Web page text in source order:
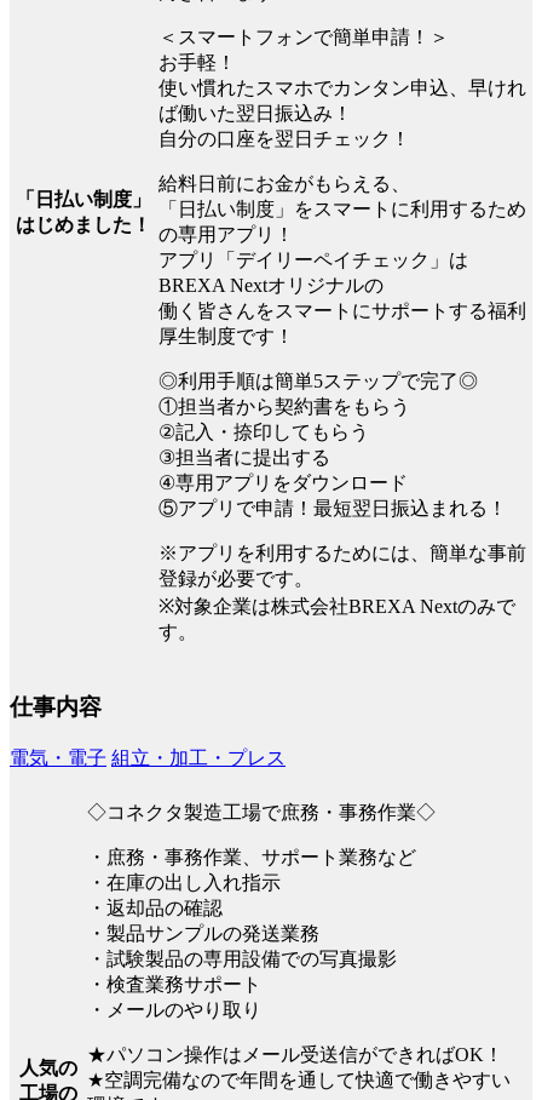
「日払い制度」
はじめました！
＜スマートフォンで簡単申請！＞
お手軽！
使い慣れたスマホでカンタン申込、早けれ
ば働いた翌日振込み！
自分の口座を翌日チェック！
給料日前にお金がもらえる、
「日払い制度」をスマートに利用するため
の専用アプリ！
アプリ「デイリーペイチェック」は
BREXA Nextオリジナルの
働く皆さんをスマートにサポートする福利
厚生制度です！
◎利用手順は簡単5ステップで完了◎
①担当者から契約書をもらう
②記入・捺印してもらう
③担当者に提出する
④専用アプリをダウンロード
⑤アプリで申請！最短翌日振込まれる！
※アプリを利用するためには、簡単な事前
登録が必要です。
※対象企業は株式会社BREXA Nextのみで
す。
仕事内容
電気・電子 組立・加工・プレス
人気の
工場の
◇コネクタ製造工場で庶務・事務作業◇
・庶務・事務作業、サポート業務など
・在庫の出し入れ指示
・返却品の確認
・製品サンプルの発送業務
・試験製品の専用設備での写真撮影
・検査業務サポート
・メールのやり取り
★パソコン操作はメール受送信ができればOK！
★空調完備なので年間を通して快適で働きやすい